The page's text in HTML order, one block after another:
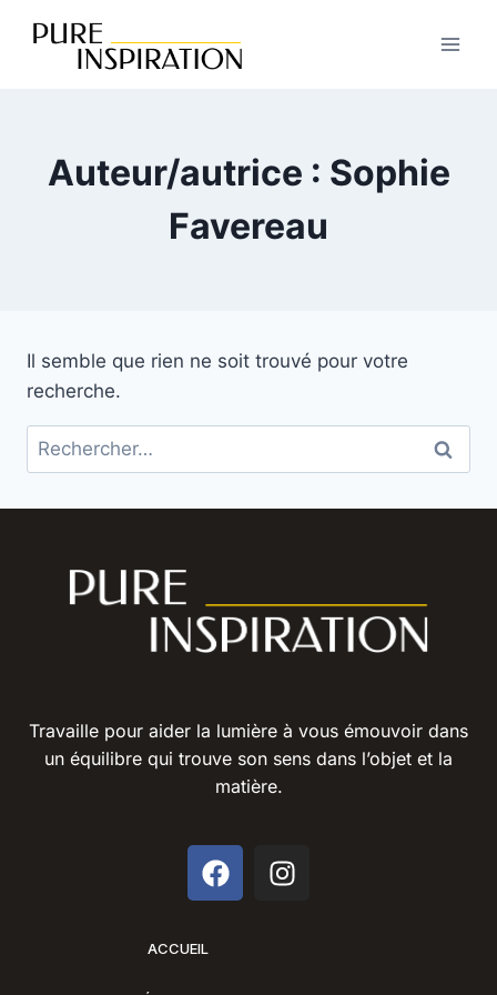
Auteur/autrice : Sophie
Favereau
Il semble que rien ne soit trouvé pour votre
recherche.
Travaille pour aider la lumière à vous émouvoir dans
un équilibre qui trouve son sens dans l’objet et la
matière.
ACCUEIL